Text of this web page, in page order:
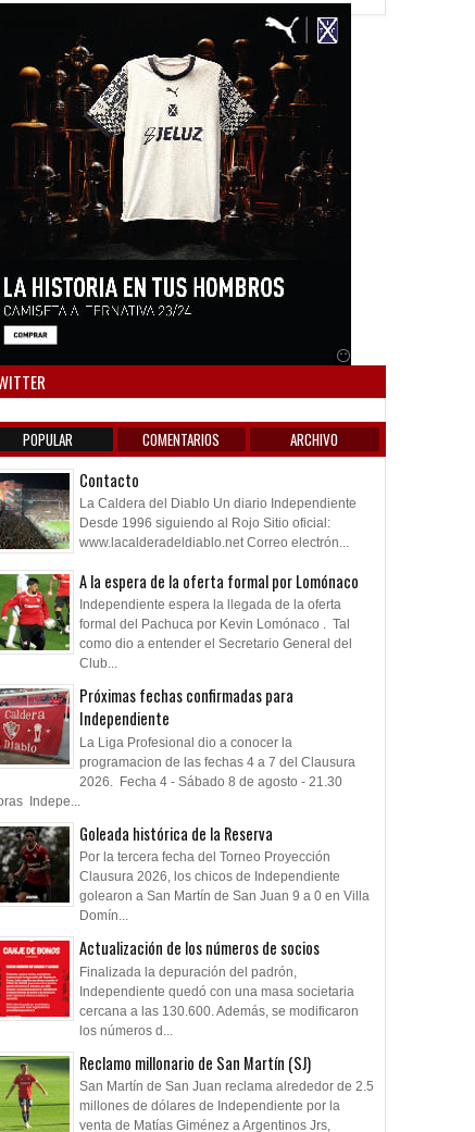
POPULAR COMENTARIOS ARCHIVO
Contacto
La Caldera del Diablo Un diario Independiente
Desde 1996 siguiendo al Rojo Sitio oficial:
www.lacalderadeldiablo.net Correo electrón...
A la espera de la oferta formal por Lomónaco
Independiente espera la llegada de la oferta
formal del Pachuca por Kevin Lomónaco . Tal
como dio a entender el Secretario General del
Club...
Próximas fechas confirmadas para
Independiente
La Liga Profesional dio a conocer la
programacion de las fechas 4 a 7 del Clausura
2026. Fecha 4 - Sábado 8 de agosto - 21.30
Indepe...
Goleada histórica de la Reserva
Por la tercera fecha del Torneo Proyección
Clausura 2026, los chicos de Independiente
golearon a San Martín de San Juan 9 a 0 en Villa
Domín...
Actualización de los números de socios
Finalizada la depuración del padrón,
Independiente quedó con una masa societaria
cercana a las 130.600. Además, se modificaron
los números d...
Reclamo millonario de San Martín (SJ)
San Martín de San Juan reclama alrededor de 2.5
millones de dólares de Independiente por la
venta de Matías Giménez a Argentinos Jrs,